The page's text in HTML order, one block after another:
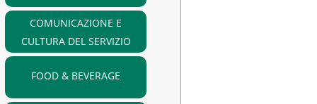
COMUNICAZIONE E
CULTURA DEL SERVIZIO
FOOD & BEVERAGE